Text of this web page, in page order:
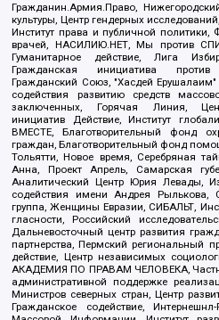
Гражданин.Армия.Право,
культуры, Центр гендерных
Институт права и публичной политики,
врачей, НАСИЛИЮ.НЕТ, Мы против
Гуманитарное действие, Лига
Гражданская инициатива против
Гражданский Союз, "Хасдей
содействия развитию средств
заключенных, Горячая Линия,
инициатив Действие, Институт
ВМЕСТЕ, Благотворительный фонд
граждан, Благотворительный фонд
Тольятти, Новое время, Серебряная
Анна, Проект Апрель, Самарская
Аналитический Центр Юрия Левады,
содействия имени Андрея Рылькова,
группа, Женщины Евразии, СИБАЛЬТ,
гласности, Российский
Дальневосточный центр развития
партнерства, Пермский региональный
действие, Центр независимых
АКАДЕМИЯ ПО ПРАВАМ ЧЕЛОВЕКА,
административной поддержке
Министров северных стран, Центр
Гражданское содействие,